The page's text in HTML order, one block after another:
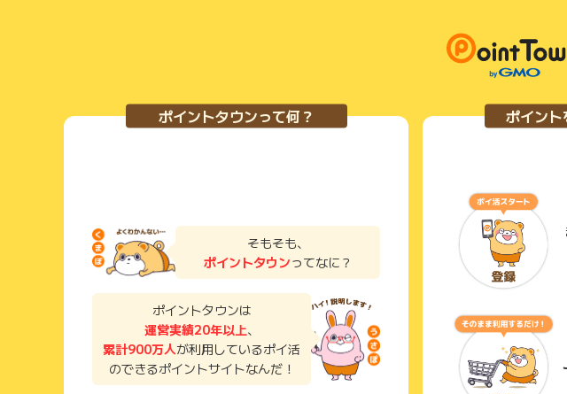
ポイントタウンって何？
そもそも、
ポイントタウンってなに？
ポイントタウンは
運営実績20年以上、
累計900万人が利用しているポイ活
のできるポイントサイトなんだ！
ポイン